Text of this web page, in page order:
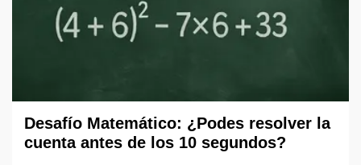
Desafío Matemático: ¿Podes resolver la
cuenta antes de los 10 segundos?